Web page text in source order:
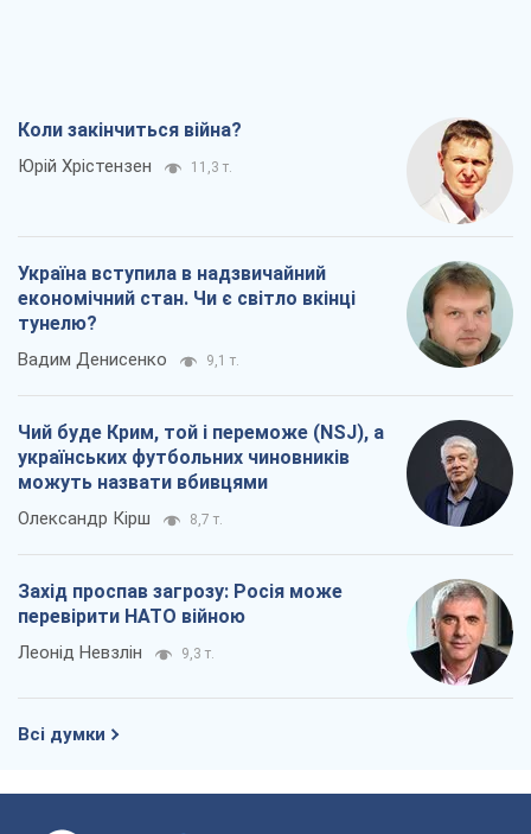
Коли закінчиться війна?
Юрій Хрістензен 11,3 т.
Україна вступила в надзвичайний
економічний стан. Чи є світло вкінці
тунелю?
Вадим Денисенко 9,1 т.
Чий буде Крим, той і переможе (NSJ), а
українських футбольних чиновників
можуть назвати вбивцями
Олександр Кірш 8,7 т.
Захід проспав загрозу: Росія може
перевірити НАТО війною
Леонід Невзлін 9,3 т.
Всі думки